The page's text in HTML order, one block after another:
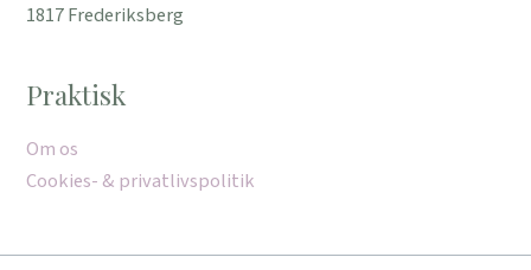
1817 Frederiksberg
Praktisk
Om os
Cookies- & privatlivspolitik